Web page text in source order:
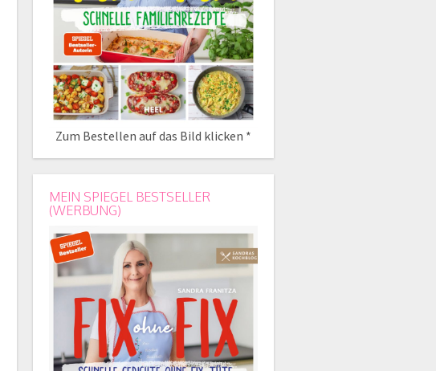
Zum Bestellen auf das Bild klicken *
MEIN SPIEGEL BESTSELLER
(WERBUNG)